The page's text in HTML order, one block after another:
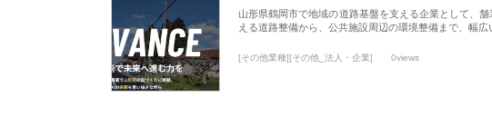
山形県鶴岡市で地域の道路基盤を支える企業として、
える道路整備から、公共施設周辺の環境整備まで、幅
[その他業種][その他_法人・企業] 0views